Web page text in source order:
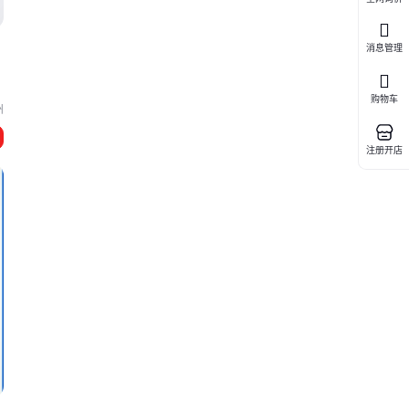
消息管理
购物车
注册开店